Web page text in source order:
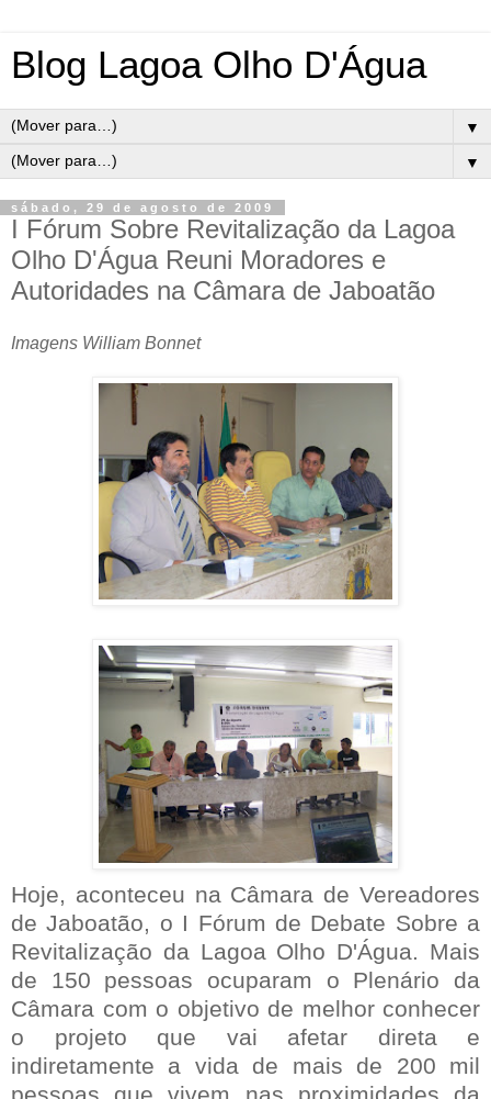
Blog Lagoa Olho D'Água
▼
▼
sábado, 29 de agosto de 2009
I Fórum Sobre Revitalização da Lagoa
Olho D'Água Reuni Moradores e
Autoridades na Câmara de Jaboatão
Imagens William Bonnet
Hoje, aconteceu na Câmara de Vereadores
de Jaboatão, o I Fórum de Debate Sobre a
Revitalização da Lagoa Olho D'Água. Mais
de 150 pessoas ocuparam o Plenário da
Câmara com o objetivo de melhor conhecer
o projeto que vai afetar direta e
indiretamente a vida de mais de 200 mil
pessoas que vivem nas proximidades da